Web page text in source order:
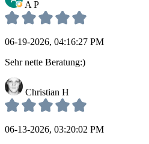
A P
06-19-2026, 04:16:27 PM
Sehr nette Beratung:)
Christian H
06-13-2026, 03:20:02 PM